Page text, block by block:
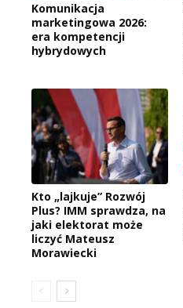
Komunikacja
marketingowa 2026:
era kompetencji
hybrydowych
Kto „lajkuje” Rozwój
Plus? IMM sprawdza, na
jaki elektorat może
liczyć Mateusz
Morawiecki